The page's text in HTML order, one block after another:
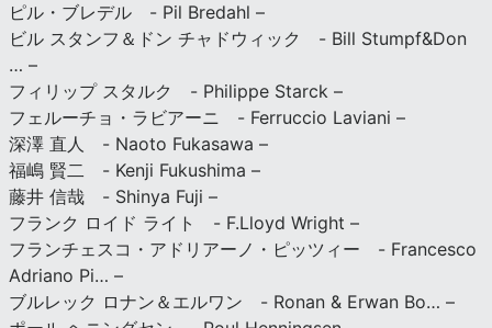
ピル・ブレデル - Pil Bredahl –
ビル スタンフ＆ドン チャドウィック - Bill Stumpf&Don
… –
フィリップ スタルク - Philippe Starck –
フェルーチョ・ラビアーニ - Ferruccio Laviani –
深澤 直人 - Naoto Fukasawa –
福嶋 賢二 - Kenji Fukushima –
藤井 信哉 - Shinya Fuji –
フランク ロイド ライト - F.Lloyd Wright –
フランチェスコ・アドリアーノ・ピッツィー - Francesco
Adriano Pi… –
ブルレック ロナン＆エルワン - Ronan & Erwan Bo… –